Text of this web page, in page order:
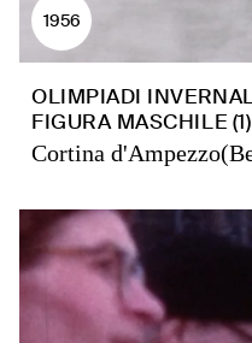
1956
OLIMPIADI
FIGURA MASCHILE (1)
Cortina